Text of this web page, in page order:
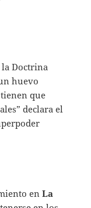
Doctrina
huevo
que
declara el
en La